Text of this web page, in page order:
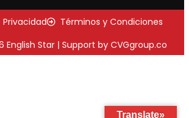
Términos y Condiciones
English Star | Support by CVGgroup.co
Translate»